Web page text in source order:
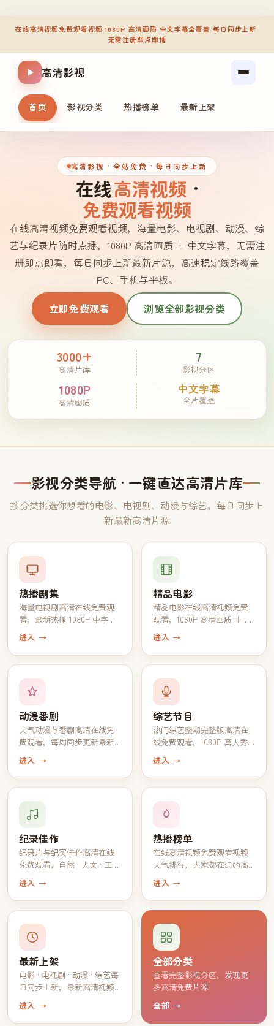
在线高清视频免费观看视频·1080P 高清画质·中文字幕全覆盖·每日同步上新·
无需注册即点即播
高清影视
首页 影视分类 热播榜单 最新上架
高清影视 · 全站免费 · 每日同步上新
在线高清视频 ·
免费观看视频
在线高清视频免费观看视频，海量电影、电视剧、动漫、综
艺与纪录片随时点播，1080P 高清画质 + 中文字幕，无需注
册即点即看，每日同步上新最新片源，高速稳定线路覆盖
PC、手机与平板。
立即免费观看 浏览全部影视分类
3000+
高清片库
7
影视分区
1080P
高清画质
中文字幕
全片覆盖
影视分类导航 · 一键直达高清片库
按分类挑选你想看的电影、电视剧、动漫与综艺，每日同步上
新最新高清片源
热播剧集
海量电视剧高清在线免费观
看，最新热播 1080P 中字完
结全集一键追完
进入 →
精品电影
精品电影在线高清视频免费
观看，1080P 高清画质 + 中
文字幕一键播放
进入 →
动漫番剧
人气动漫与番剧高清在线免
费观看，每周同步更新最新
一话
进入 →
综艺节目
热门综艺整期完整版高清在
线免费观看，1080P 真人秀
脱口秀全收录
进入 →
纪录佳作
纪录片与纪实佳作高清在线
免费观看，自然 · 人文 · 工艺
一应俱全
进入 →
热播榜单
在线高清视频免费观看视频
人气排行，大家都在追的高
分片单
进入 →
最新上架
电影 · 电视剧 · 动漫 · 综艺每
日同步上新，最新高清视频
持续免费观看
进入 →
全部分类
查看完整影视分区，发现更
多高清免费片源
全部 →